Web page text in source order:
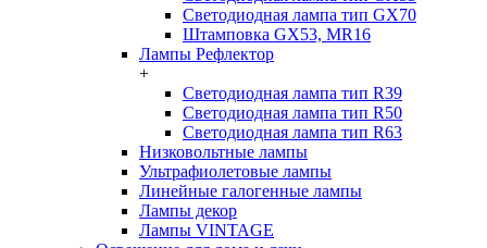
Светодиодная лампа тип GX70
Штамповка GX53, MR16
Лампы Рефлектор
+
Светодиодная лампа тип R39
Светодиодная лампа тип R50
Светодиодная лампа тип R63
Низковольтные лампы
Ультрафиолетовые лампы
Линейные галогенные лампы
Лампы декор
Лампы VINTAGE